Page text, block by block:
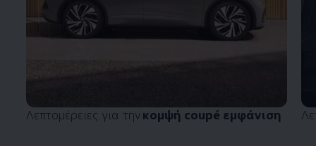
Λεπτομέρειες για τηνκομψή coupé εμφάνιση